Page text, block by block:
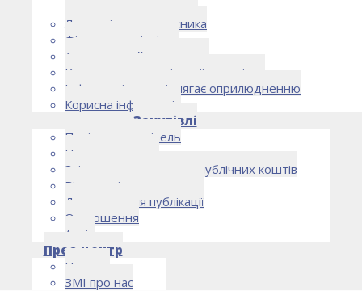
Лист очікувань власника
Фінансова звітність
Антикорупційна політика
Кодекс етики та ділової поведінки
Інформація, що підлягає оприлюдненню
Корисна інформація
Закупівлі
Політика закупівель
План закупівель
Звіт про використання публічних коштів
Відомості про договори
Договори для публікації
Оголошення
Архів
Прес-центр
Новини
ЗМІ про нас